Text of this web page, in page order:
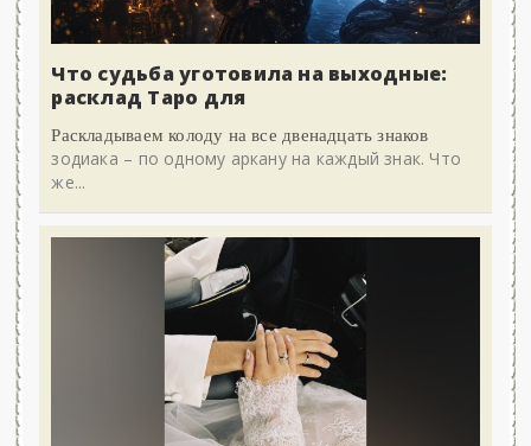
Что судьба уготовила на выходные:
расклад Таро для
Раскладываем колоду на все двенадцать знаков
зодиака – по одному аркану на каждый знак. Что
же...